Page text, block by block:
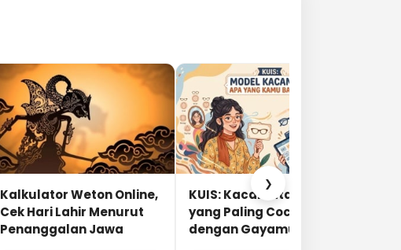
Kalkulator Weton Online,
Cek Hari Lahir Menurut
Penanggalan Jawa
KUIS: Kacamata Apa
yang Paling Cocok
dengan Gayamu?
❯